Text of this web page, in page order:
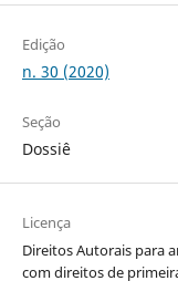
Edição
n. 30 (2020)
Seção
Dossiê
Licença
Direitos Autorais para
com direitos de